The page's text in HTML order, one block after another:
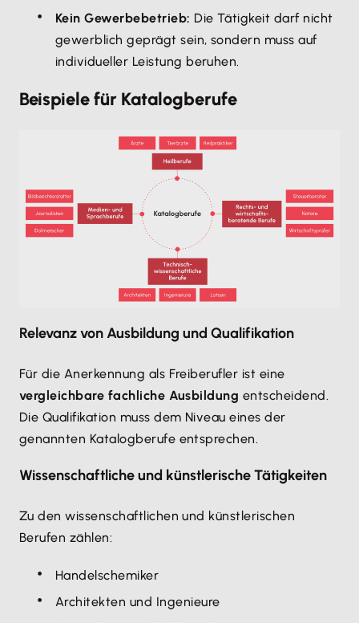
Kein Gewerbebetrieb: Die Tätigkeit darf nicht
gewerblich geprägt sein, sondern muss auf
individueller Leistung beruhen.
Beispiele für Katalogberufe
Relevanz von Ausbildung und Qualifikation
Für die Anerkennung als Freiberufler ist eine
vergleichbare fachliche Ausbildung entscheidend.
Die Qualifikation muss dem Niveau eines der
genannten Katalogberufe entsprechen.
Wissenschaftliche und künstlerische Tätigkeiten
Zu den wissenschaftlichen und künstlerischen
Berufen zählen:
Handelschemiker
Architekten und Ingenieure